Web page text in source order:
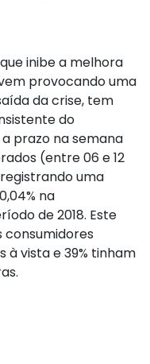
inibe a melhora
provocando uma
da crise, tem
do
prazo na semana
(entre 06 e 12
uma
na
de 2018. Este
consumidores
vista e 39% tinham